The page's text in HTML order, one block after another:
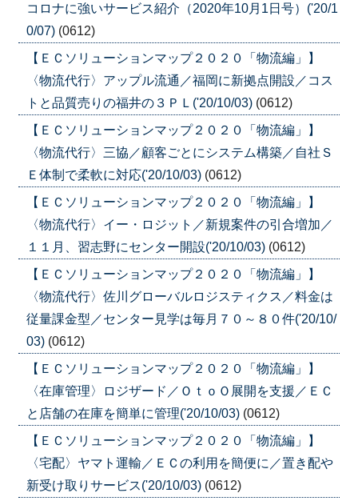
コロナに強いサービス紹介（2020年10月1日号）('20/1
0/07) (0612)
【ＥＣソリューションマップ２０２０「物流編」】
〈物流代行〉アップル流通／福岡に新拠点開設／コス
トと品質売りの福井の３ＰＬ('20/10/03) (0612)
【ＥＣソリューションマップ２０２０「物流編」】
〈物流代行〉三協／顧客ごとにシステム構築／自社Ｓ
Ｅ体制で柔軟に対応('20/10/03) (0612)
【ＥＣソリューションマップ２０２０「物流編」】
〈物流代行〉イー・ロジット／新規案件の引合増加／
１１月、習志野にセンター開設('20/10/03) (0612)
【ＥＣソリューションマップ２０２０「物流編」】
〈物流代行〉佐川グローバルロジスティクス／料金は
従量課金型／センター見学は毎月７０～８０件('20/10/
03) (0612)
【ＥＣソリューションマップ２０２０「物流編」】
〈在庫管理〉ロジザード／ＯｔｏＯ展開を支援／ＥＣ
と店舗の在庫を簡単に管理('20/10/03) (0612)
【ＥＣソリューションマップ２０２０「物流編」】
〈宅配〉ヤマト運輸／ＥＣの利用を簡便に／置き配や
新受け取りサービス('20/10/03) (0612)